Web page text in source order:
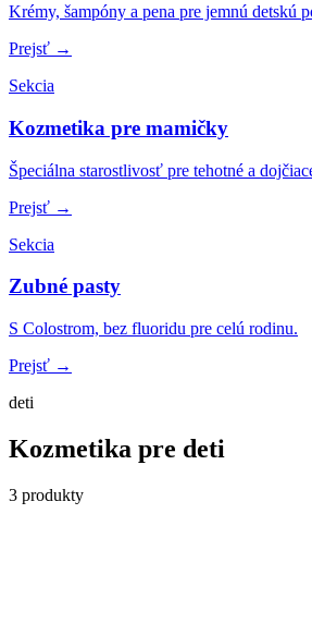
Krémy, šampóny a pena pre jemnú detskú
Prejsť →
Sekcia
Kozmetika pre mamičky
Špeciálna starostlivosť pre tehotné a
Prejsť →
Sekcia
Zubné pasty
S Colostrom, bez fluoridu pre celú rodinu.
Prejsť →
deti
Kozmetika pre deti
3 produkty